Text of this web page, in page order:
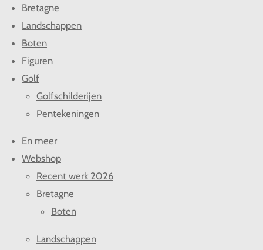
Bretagne
Landschappen
Boten
Figuren
Golf
Golfschilderijen
Pentekeningen
En meer
Webshop
Recent werk 2026
Bretagne
Boten
Landschappen